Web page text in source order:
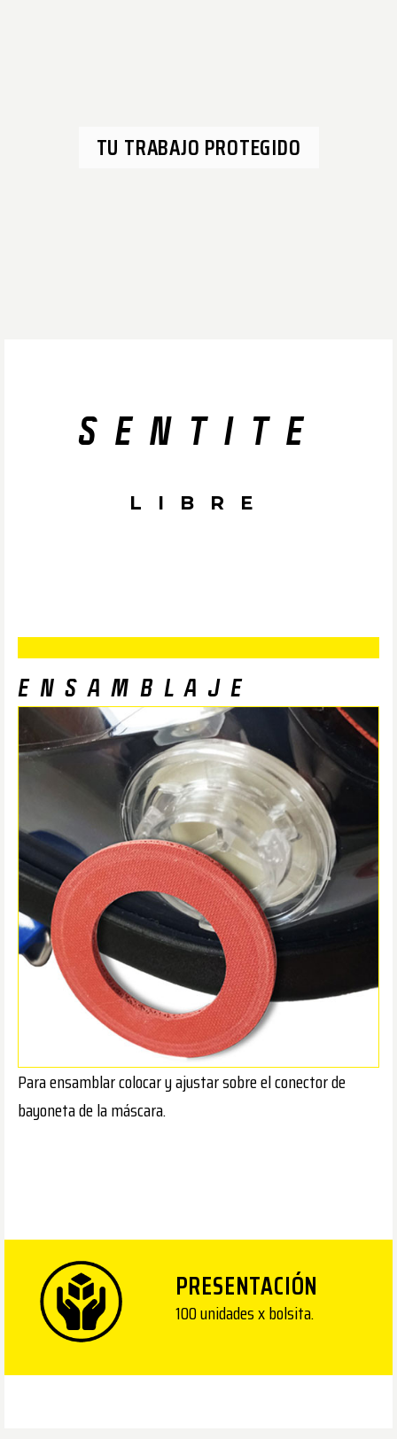
TU TRABAJO PROTEGIDO
SENTITE
LIBRE
ENSAMBLAJE
Para ensamblar colocar y ajustar sobre el conector de
bayoneta de la máscara.
PRESENTACIÓN
100 unidades x bolsita.